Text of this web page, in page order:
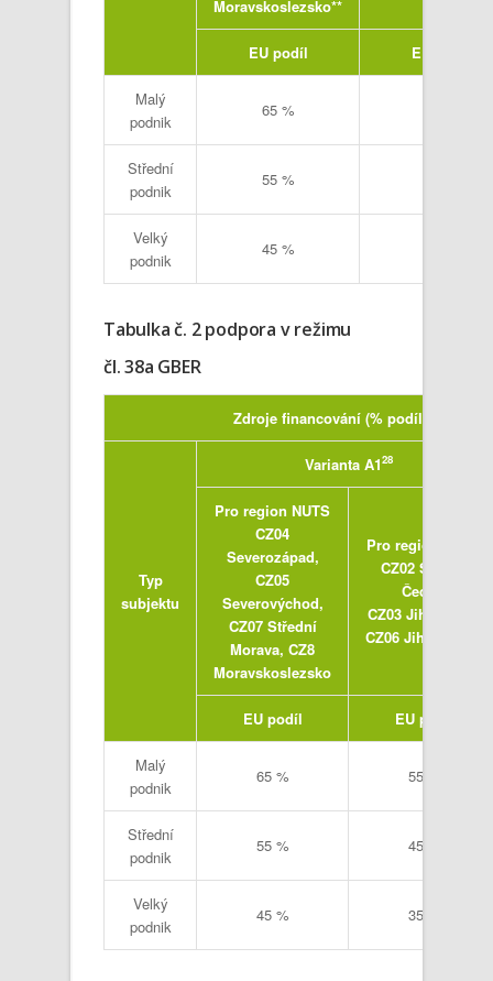
Moravskoslezsko**
EU podíl EU podíl
Malý
podnik
65 %
Střední
podnik
55 %
Velký
podnik
45 %
Tabulka č. 2 podpora v režimu
čl. 38a GBER
Zdroje financování (% podíly z
Typ
subjektu
Varianta A128
Pro region NUTS
CZ04
Severozápad,
CZ05
Severovýchod,
CZ07 Střední
Morava, CZ8
Moravskoslezsko
Pro region NUTS
CZ02 Střední
Čechy,
CZ03 Jihozápad,
CZ06 Jihovýchod
EU podíl EU podíl
Malý
podnik
65 % 55 %
Střední
podnik
55 % 45 %
Velký
podnik
45 % 35 %